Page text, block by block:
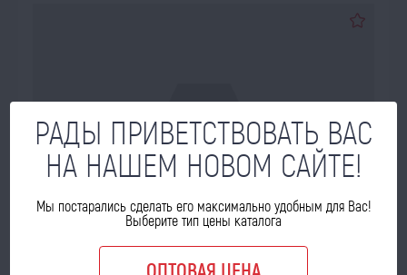
РАДЫ ПРИВЕТСТВОВАТЬ ВАС
НА НАШЕМ НОВОМ САЙТЕ!
Мы постарались сделать его максимально удобным для Вас!
Выберите тип цены каталога
ОПТОВАЯ ЦЕНА